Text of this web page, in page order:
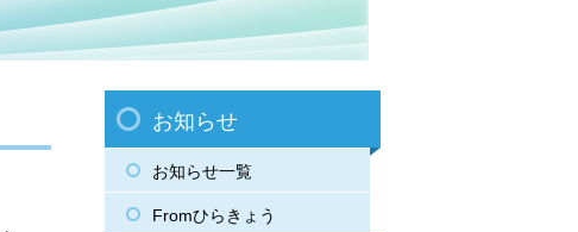
お知らせ
お知らせ一覧
Fromひらきょう